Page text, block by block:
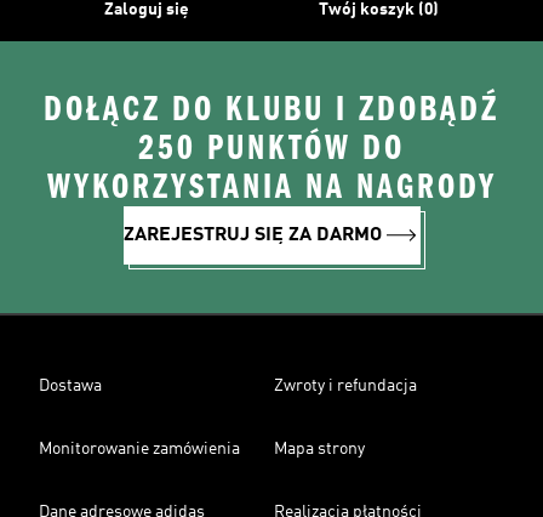
Zaloguj się Twój koszyk (0)
DOŁĄCZ DO KLUBU I ZDOBĄDŹ
250 PUNKTÓW DO
WYKORZYSTANIA NA NAGRODY
ZAREJESTRUJ SIĘ ZA DARMO
Dostawa Zwroty i refundacja
Monitorowanie zamówienia Mapa strony
Dane adresowe adidas Realizacja płatności